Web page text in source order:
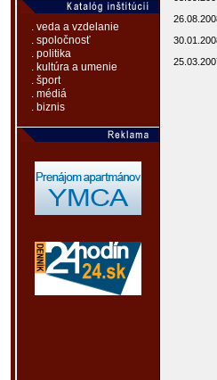
. veda a vzdelanie
. spoločnosť
. politika
. kultúra a umenie
. šport
. médiá
. biznis